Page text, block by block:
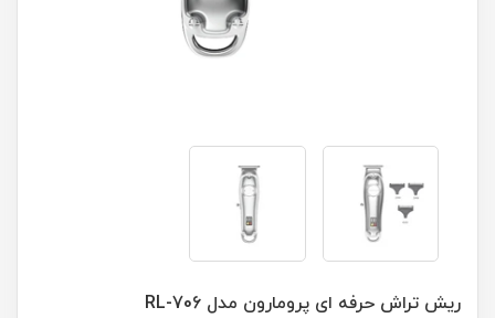
ریش تراش حرفه ای پرومارون مدل RL-706